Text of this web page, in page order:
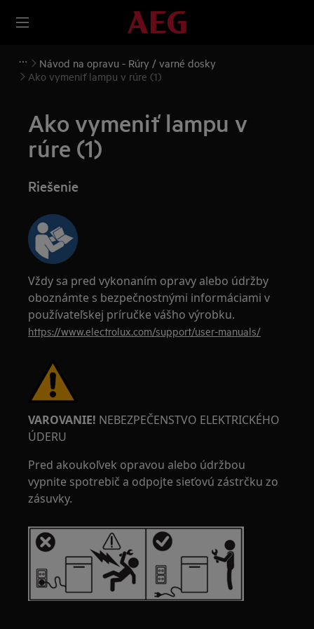
Návod na opravu - Rúry / varné dosky
Ako vymeniť lampu v rúre (1)
Ako vymeniť lampu v
rúre (1)
Riešenie
Vždy sa pred vykonaním opravy alebo údržby
oboznámte s bezpečnostnými informáciami v
používateľskej príručke vášho výrobku.
https://www.electrolux.com/support/user-manuals/
VAROVANIE! NEBEZPEČENSTVO ELEKTRICKÉHO
ÚDERU
Pred akoukoľvek opravou alebo údržbou
vypnite spotrebič a odpojte sieťovú zástrčku zo
zásuvky.